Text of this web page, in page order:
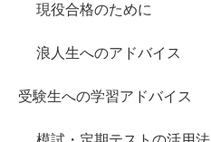
現役合格のために
浪人生へのアドバイス
受験生への学習アドバイス